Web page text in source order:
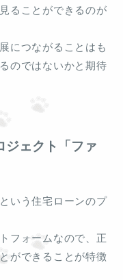
ることができるのが
につながることはも
のではないかと期待
ェクト「ファ
いう住宅ローンのプ
フォームなので、正
ができることが特徴